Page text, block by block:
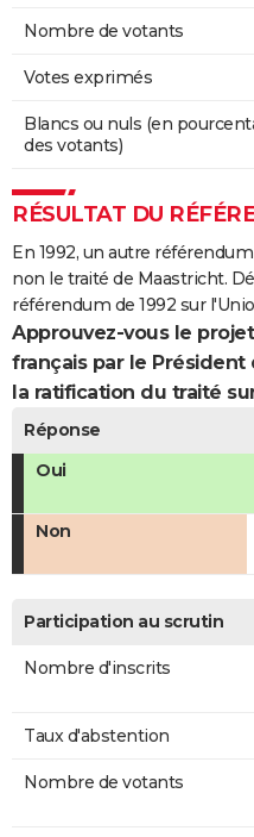
Nombre de votants
Votes exprimés
Blancs ou nuls (en
des votants)
RÉSULTAT DU
En 1992, un autre
non le traité de Maastricht.
référendum de 1992 sur
Approuvez-vous le
français par le
la ratification du traité
Réponse
Oui
Non
Participation au scrutin
Nombre d'inscrits
Taux d'abstention
Nombre de votants